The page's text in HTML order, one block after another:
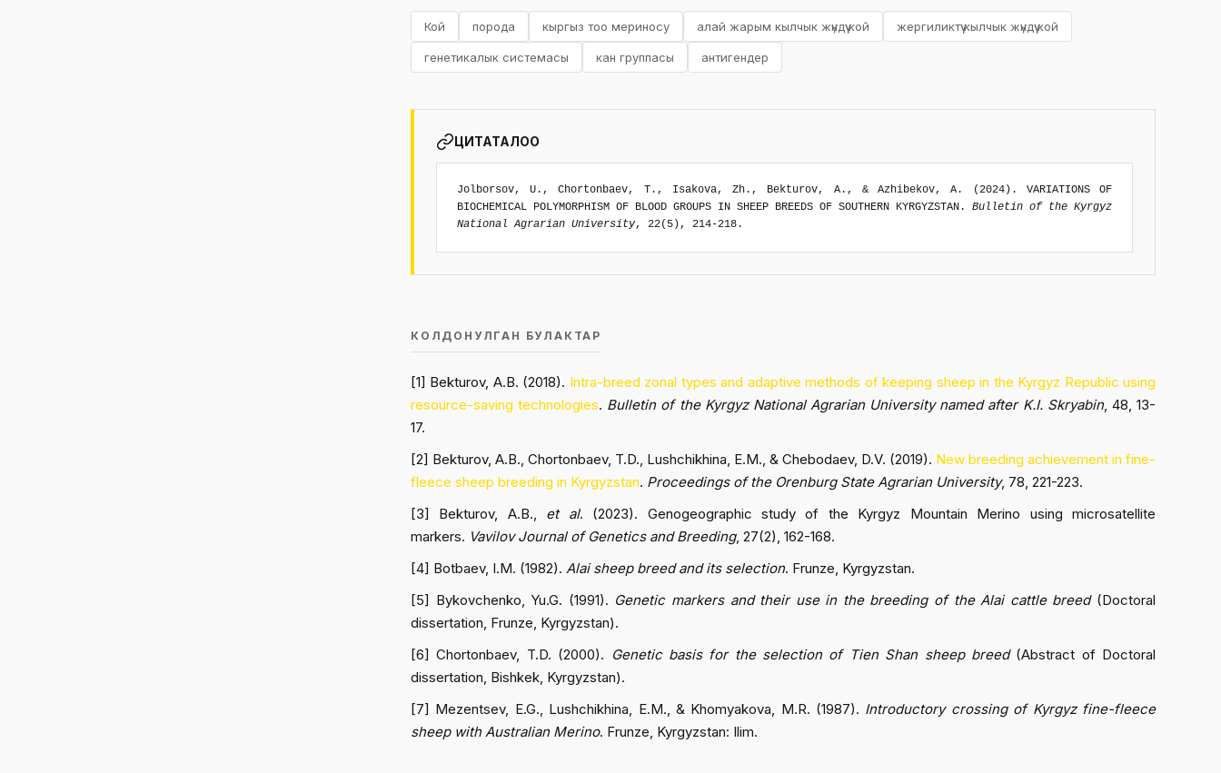
Кой порода кыргыз тоо мериносу алай жарым кылчык жүндүү кой жергиликтүү кылчык жүндүү кой
генетикалык системасы кан группасы антигендер
ЦИТАТАЛОО
Jolborsov, U., Chortonbaev, T., Isakova, Zh., Bekturov, A., & Azhibekov, A. (2024). VARIATIONS OF
BIOCHEMICAL POLYMORPHISM OF BLOOD GROUPS IN SHEEP BREEDS OF SOUTHERN KYRGYZSTAN. Bulletin of the Kyrgyz
National Agrarian University, 22(5), 214-218.
КОЛДОНУЛГАН БУЛАКТАР
[1] Bekturov, A.B. (2018). Intra-breed zonal types and adaptive methods of keeping sheep in the Kyrgyz Republic using
resource-saving technologies. Bulletin of the Kyrgyz National Agrarian University named after K.I. Skryabin, 48, 13-
17.
[2] Bekturov, A.B., Chortonbaev, T.D., Lushchikhina, E.M., & Chebodaev, D.V. (2019). New breeding achievement in fine-
fleece sheep breeding in Kyrgyzstan. Proceedings of the Orenburg State Agrarian University, 78, 221-223.
[3] Bekturov, A.B., et al. (2023). Genogeographic study of the Kyrgyz Mountain Merino using microsatellite
markers. Vavilov Journal of Genetics and Breeding, 27(2), 162-168.
[4] Botbaev, I.M. (1982). Alai sheep breed and its selection. Frunze, Kyrgyzstan.
[5] Bykovchenko, Yu.G. (1991). Genetic markers and their use in the breeding of the Alai cattle breed(Doctoral
dissertation, Frunze, Kyrgyzstan).
[6] Chortonbaev, T.D. (2000). Genetic basis for the selection of Tien Shan sheep breed(Abstract of Doctoral
dissertation, Bishkek, Kyrgyzstan).
[7] Mezentsev, E.G., Lushchikhina, E.M., & Khomyakova, M.R. (1987). Introductory crossing of Kyrgyz fine-fleece
sheep with Australian Merino. Frunze, Kyrgyzstan: Ilim.